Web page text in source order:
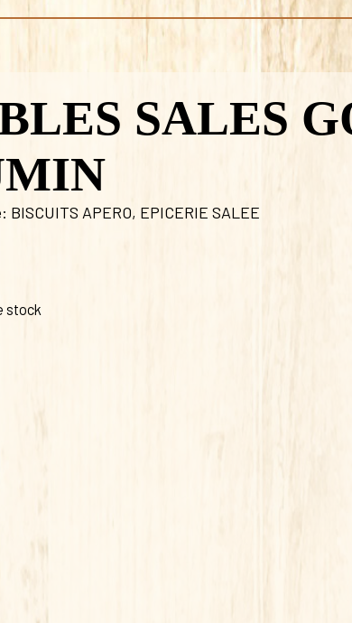
SALES
BISCUITS APERO, EPICERIE SALEE
stock